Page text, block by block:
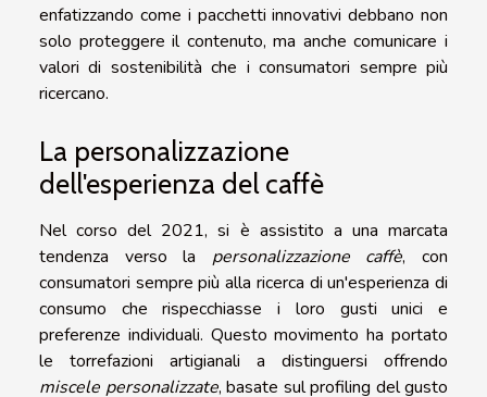
enfatizzando come i pacchetti innovativi debbano non
solo proteggere il contenuto, ma anche comunicare i
valori di sostenibilità che i consumatori sempre più
ricercano.
La personalizzazione
dell'esperienza del caffè
Nel corso del 2021, si è assistito a una marcata
tendenza verso la personalizzazione caffè, con
consumatori sempre più alla ricerca di un'esperienza di
consumo che rispecchiasse i loro gusti unici e
preferenze individuali. Questo movimento ha portato
le torrefazioni artigianali a distinguersi offrendo
miscele personalizzate, basate sul profiling del gusto